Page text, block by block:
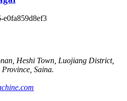
Heshi Town, Luojiang District,
Saina.